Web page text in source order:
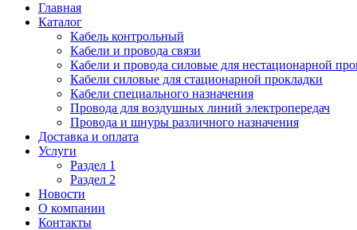
Главная
Каталог
Кабель контрольный
Кабели и провода связи
Кабели и провода силовые для нестационарной
Кабели силовые для стационарной прокладки
Кабели специального назначения
Провода для воздушных линий электропередач
Провода и шнуры различного назначения
Доставка и оплата
Услуги
Раздел 1
Раздел 2
Новости
О компании
Контакты